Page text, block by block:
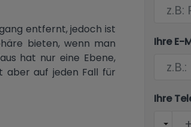
entfernt, jedoch ist
bieten, wenn man
hat nur eine Ebene,
aber auf jeden Fall für
Ihre E-
Ihre